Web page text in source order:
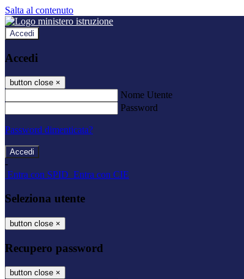
Salta al contenuto
Accedi
Accedi
button close ×
Nome Utente
Password
Password dimenticata?
-
Entra con SPID Entra con CIE
Seleziona utente
button close ×
Recupero password
button close ×